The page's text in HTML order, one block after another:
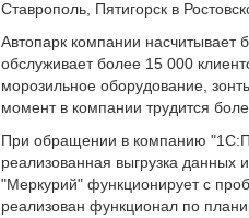
Ставрополь, Пятигорск в
Автопарк компании насчитывает
обслуживает более 15 000
морозильное оборудование,
момент в компании трудится
При обращении в компанию
реализованная выгрузка данных
"Меркурий" функционирует с
реализован функционал по